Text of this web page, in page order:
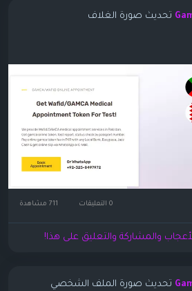
تحديث صورة الغلاف
0 التعليقات
والمشاركة والتعليق على هذا!
تحديث صورة الملف الشخصي